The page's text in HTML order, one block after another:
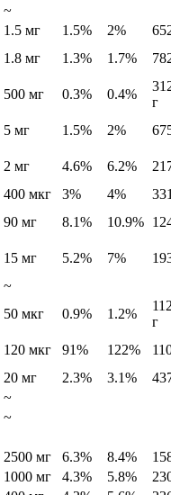
~
1.5 мг 1.5% 2%
1.8 мг 1.3% 1.7%
500 мг 0.3% 0.4%
г
5 мг 1.5% 2%
2 мг 4.6% 6.2%
400 мкг 3% 4%
90 мг 8.1% 10.9%
15 мг 5.2% 7%
~
50 мкг 0.9% 1.2%
г
120 мкг 91% 122%
20 мг 2.3% 3.1%
~
~
2500 мг 6.3% 8.4%
1000 мг 4.3% 5.8%